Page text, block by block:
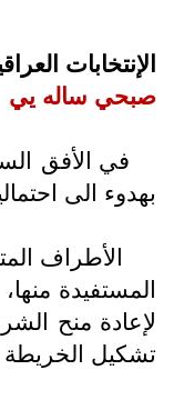
الإنتخابات
صبحي ساله يي
في الأفق
بهدوء الی
الأطراف
المستفيدة
لإعادة منح
تشكيل الخريطة